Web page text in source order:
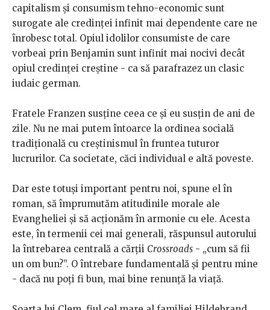
capitalism și consumism tehno-economic sunt
surogate ale credinței infinit mai dependente care ne
înrobesc total. Opiul idolilor consumiste de care
vorbeai prin Benjamin sunt infinit mai nocivi decât
opiul credinței creștine - ca să parafrazez un clasic
iudaic german.
Fratele Franzen susține ceea ce și eu susțin de ani de
zile. Nu ne mai putem întoarce la ordinea socială
tradițională cu creștinismul în fruntea tuturor
lucrurilor. Ca societate, căci individual e altă poveste.
Dar este totuși important pentru noi, spune el în
roman, să împrumutăm atitudinile morale ale
Evangheliei și să acționăm în armonie cu ele. Acesta
este, în termenii cei mai generali, răspunsul autorului
la întrebarea centrală a cărții Crossroads - „cum să fii
un om bun?”. O întrebare fundamentală și pentru mine
- dacă nu poți fi bun, mai bine renunță la viață.